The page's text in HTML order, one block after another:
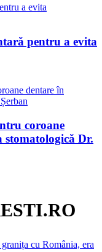
pentru a evita
coroane
stomatologică Dr.